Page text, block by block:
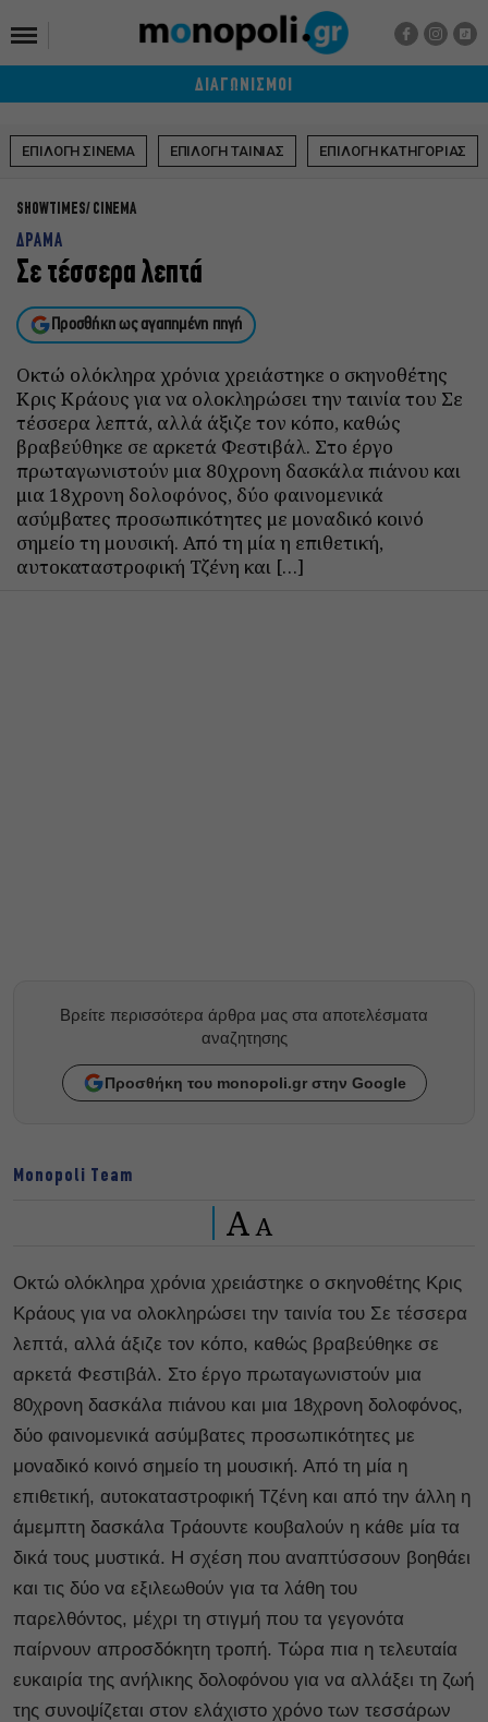
ΔΙΑΓΩΝΙΣΜΟΙ
ΕΠΙΛΟΓΗ ΣΙΝΕΜΑ ΕΠΙΛΟΓΗ ΤΑΙΝΙΑΣ ΕΠΙΛΟΓΗ ΚΑΤΗΓΟΡΙΑΣ
SHOWTIMES CINEMA
ΔΡΑΜΑ
Σε τέσσερα λεπτά
Προσθήκη ως αγαπημένη πηγή
Οκτώ ολόκληρα χρόνια χρειάστηκε ο σκηνοθέτης
Κρις Κράους για να ολοκληρώσει την ταινία του Σε
τέσσερα λεπτά, αλλά άξιζε τον κόπο, καθώς
βραβεύθηκε σε αρκετά Φεστιβάλ. Στο έργο
πρωταγωνιστούν μια 80χρονη δασκάλα πιάνου και
μια 18χρονη δολοφόνος, δύο φαινομενικά
ασύμβατες προσωπικότητες με μοναδικό κοινό
σημείο τη μουσική. Από τη μία η επιθετική,
αυτοκαταστροφική Τζένη και […]
Βρείτε περισσότερα άρθρα μας στα αποτελέσματα
αναζητησης
Προσθήκη του monopoli.gr στην Google
Monopoli Team
A A
Οκτώ ολόκληρα χρόνια χρειάστηκε ο σκηνοθέτης Κρις
Κράους για να ολοκληρώσει την ταινία του Σε τέσσερα
λεπτά, αλλά άξιζε τον κόπο, καθώς βραβεύθηκε σε
αρκετά Φεστιβάλ. Στο έργο πρωταγωνιστούν μια
80χρονη δασκάλα πιάνου και μια 18χρονη δολοφόνος,
δύο φαινομενικά ασύμβατες προσωπικότητες με
μοναδικό κοινό σημείο τη μουσική. Από τη μία η
επιθετική, αυτοκαταστροφική Τζένη και από την άλλη η
άμεμπτη δασκάλα Τράουντε κουβαλούν η κάθε μία τα
δικά τους μυστικά. Η σχέση που αναπτύσσουν βοηθάει
και τις δύο να εξιλεωθούν για τα λάθη του
παρελθόντος, μέχρι τη στιγμή που τα γεγονότα
παίρνουν απροσδόκητη τροπή. Τώρα πια η τελευταία
ευκαιρία της ανήλικης δολοφόνου για να αλλάξει τη ζωή
της συνοψίζεται στον ελάχιστο χρόνο των τεσσάρων